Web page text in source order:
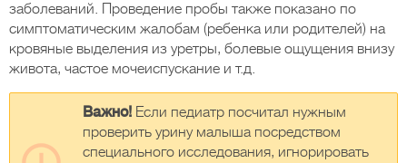
заболеваний. Проведение пробы также показано по
симптоматическим жалобам (ребенка или родителей) на
кровяные выделения из уретры, болевые ощущения внизу
живота, частое мочеиспускание и т.д.
Важно! Если педиатр посчитал нужным
проверить урину малыша посредством
специального исследования, игнорировать